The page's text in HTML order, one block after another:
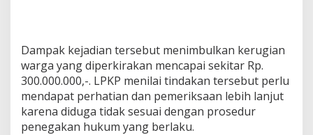
Dampak kejadian tersebut menimbulkan kerugian
warga yang diperkirakan mencapai sekitar Rp.
300.000.000,-. LPKP menilai tindakan tersebut perlu
mendapat perhatian dan pemeriksaan lebih lanjut
karena diduga tidak sesuai dengan prosedur
penegakan hukum yang berlaku.